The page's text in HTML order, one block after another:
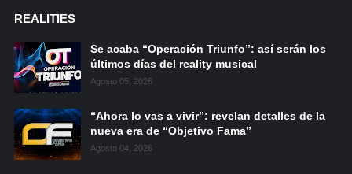
REALITIES
Se acaba “Operación Triunfo”: así serán los
últimos días del reality musical
Agosto 05, 2026
“Ahora lo vas a vivir”: revelan detalles de la
nueva era de “Objetivo Fama”
Agosto 04, 2026